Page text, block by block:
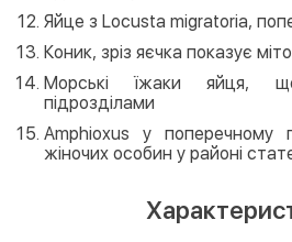
Яйце з Locusta migratoria,
Коник, зріз яєчка показує
Морські їжаки яйця,
підрозділами
Amphioxus у поперечному
жіночих особин у районі